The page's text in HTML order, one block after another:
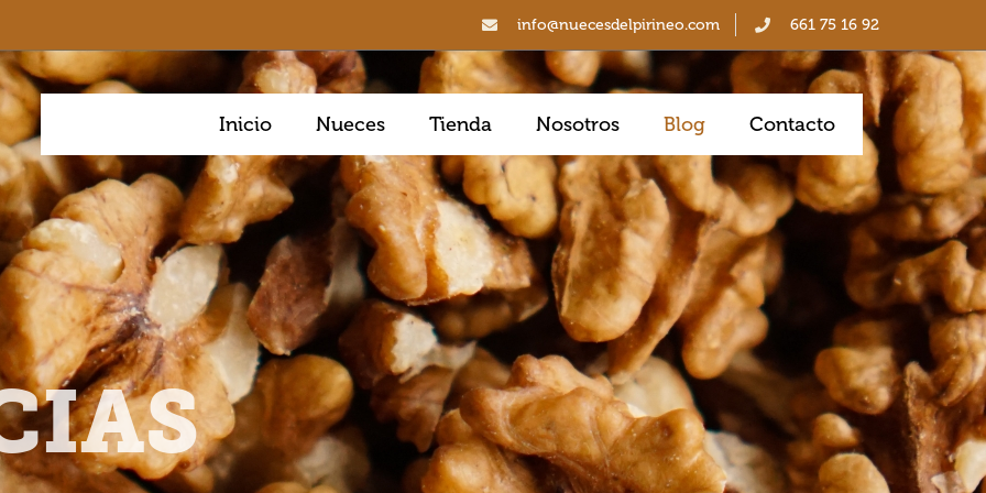
info@nuecesdelpirineo.com 661 75 16 92
Inicio Nueces Tienda Nosotros Blog Contacto